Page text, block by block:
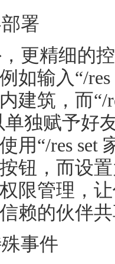
署
更精细的
如输入“/
建筑，而“/
单独赋予好
用“/res set
钮，而设
限管理，
赖的伙伴
事件